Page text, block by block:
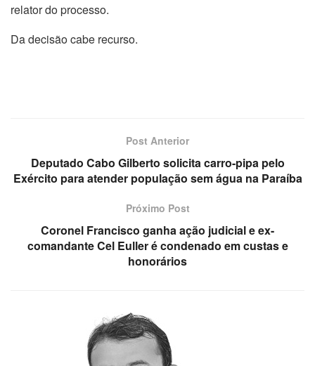
relator do processo.
Da decisão cabe recurso.
Post Anterior
Deputado Cabo Gilberto solicita carro-pipa pelo
Exército para atender população sem água na Paraíba
Próximo Post
Coronel Francisco ganha ação judicial e ex-
comandante Cel Euller é condenado em custas e
honorários